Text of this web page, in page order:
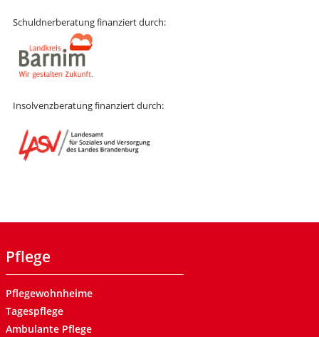
Schuldnerberatung finanziert durch:
Insolvenzberatung finanziert durch:
Pflege
Pflegewohnheime
Tagespflege
Ambulante Pflege